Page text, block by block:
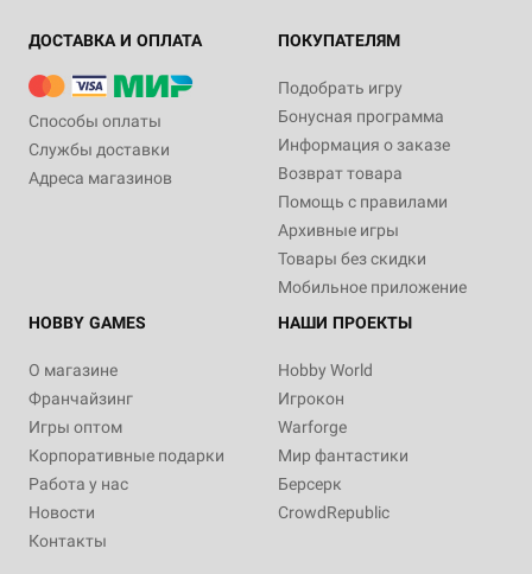
ДОСТАВКА И ОПЛАТА
Способы оплаты
Службы доставки
Адреса магазинов
ПОКУПАТЕЛЯМ
Подобрать игру
Бонусная программа
Информация о заказе
Возврат товара
Помощь с правилами
Архивные игры
Товары без скидки
Мобильное приложение
HOBBY GAMES
О магазине
Франчайзинг
Игры оптом
Корпоративные подарки
Работа у нас
Новости
Контакты
НАШИ ПРОЕКТЫ
Hobby World
Игрокон
Warforge
Мир фантастики
Берсерк
CrowdRepublic